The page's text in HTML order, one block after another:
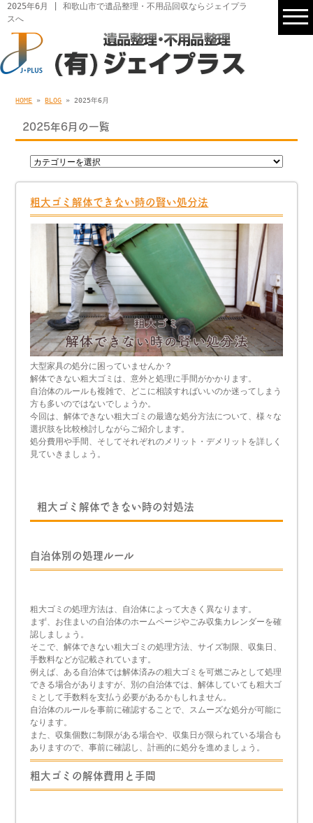
2025年6月 | 和歌山市で遺品整理・不用品回収ならジェイプラ
スへ
HOME »BLOG » 2025年6月
2025年6月の一覧
粗大ゴミ解体できない時の賢い処分法
大型家具の処分に困っていませんか？
解体できない粗大ゴミは、意外と処理に手間がかかります。
自治体のルールも複雑で、どこに相談すればいいのか迷ってしまう
方も多いのではないでしょうか。
今回は、解体できない粗大ゴミの最適な処分方法について、様々な
選択肢を比較検討しながらご紹介します。
処分費用や手間、そしてそれぞれのメリット・デメリットを詳しく
見ていきましょう。
粗大ゴミ解体できない時の対処法
自治体別の処理ルール
粗大ゴミの処理方法は、自治体によって大きく異なります。
まず、お住まいの自治体のホームページやごみ収集カレンダーを確
認しましょう。
そこで、解体できない粗大ゴミの処理方法、サイズ制限、収集日、
手数料などが記載されています。
例えば、ある自治体では解体済みの粗大ゴミを可燃ごみとして処理
できる場合がありますが、別の自治体では、解体していても粗大ゴ
ミとして手数料を支払う必要があるかもしれません。
自治体のルールを事前に確認することで、スムーズな処分が可能に
なります。
また、収集個数に制限がある場合や、収集日が限られている場合も
ありますので、事前に確認し、計画的に処分を進めましょう。
粗大ゴミの解体費用と手間